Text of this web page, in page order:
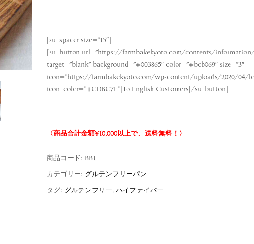
[su_spacer size=”15″]
[su_button url=”https://farmbakekyoto.com/contents/information/
target=”blank” background=”#003865″ color=”#bcb069″ size=”3″
icon=”https://farmbakekyoto.com/wp-content/uploads/2020/04/
icon_color=”#CDBC7E”]To English Customers[/su_button]
〈商品合計金額¥10,000以上で、送料無料！〉
商品コード: BB1
カテゴリー: グルテンフリーパン
タグ: グルテンフリー, ハイファイバー